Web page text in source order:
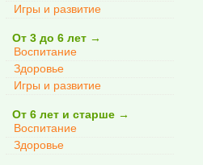
Игры и развитие
От 3 до 6 лет →
Воспитание
Здоровье
Игры и развитие
От 6 лет и старше →
Воспитание
Здоровье